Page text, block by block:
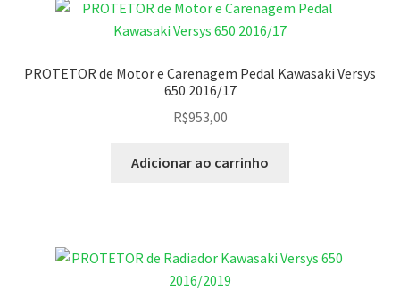
PROTETOR de Motor e Carenagem Pedal Kawasaki Versys
650 2016/17
R$953,00
Adicionar ao carrinho